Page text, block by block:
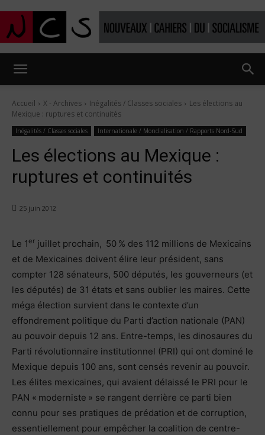
du
Accueil X - Archives Inégalités / Classes sociales
Les élections au
Mexique : ruptures et continuités
Inégalités / Classes sociales Internationale / Mondialisation / Rapports Nord-Sud
Les élections au Mexique :
ruptures et continuités
25 juin 2012
Le 1er juillet prochain, 50 % des 112 millions de Mexicains
et de Mexicaines doivent élire leur président, sans
compter 128 sénateurs, 500 députés, les gouverneurs (et
les députés) de 31 états et sans oublier les maires. Cette
méga élection survient dans le contexte d’un
effondrement politique du Parti d’action nationale (PAN)
au pouvoir depuis 12 ans. Entre-temps, les dinosaures du
Parti révolutionnaire institutionnel (PRI) qui ont dominé le
Mexique depuis 100 ans, sont censés revenir au pouvoir.
Les élites mexicaines, qui avaient délaissé le PRI pour le
PAN « moderniste » se rangent derrière ce parti bien
connu pour ses pratiques de prédation et de corruption,
essentiellement pour empêcher la coalition de centre-